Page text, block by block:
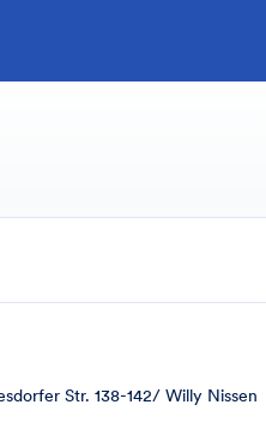
Str. 138-142/ Willy Nissen